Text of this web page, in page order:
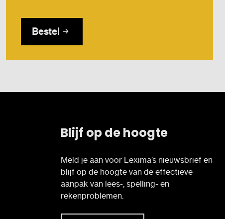
Bestel
Blijf op de hoogte
Meld je aan voor Lexima’s nieuwsbrief en
blijf op de hoogte van de effectieve
aanpak van lees-, spelling- en
rekenproblemen.